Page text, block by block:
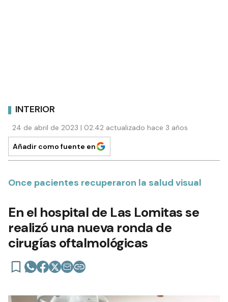
INTERIOR
24 de abril de 2023 | 02:42 actualizado hace 3 años
Añadir como fuente en
Once pacientes recuperaron la salud visual
En el hospital de Las Lomitas se
realizó una nueva ronda de
cirugías oftalmológicas